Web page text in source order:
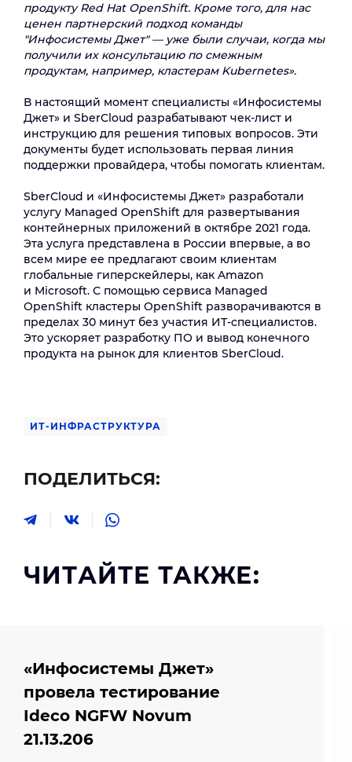
продукту Red Hat OpenShift. Кроме того, для нас
ценен партнерский подход команды
"Инфосистемы Джет" — уже были случаи, когда мы
получили их консультацию по смежным
продуктам, например, кластерам Kubernetes».
В настоящий момент специалисты «Инфосистемы
Джет» и SberCloud разрабатывают чек-лист и
инструкцию для решения типовых вопросов. Эти
документы будет использовать первая линия
поддержки провайдера, чтобы помогать клиентам.
SberCloud и «Инфосистемы Джет» разработали
услугу Managed OpenShift для развертывания
контейнерных приложений в октябре 2021 года.
Эта услуга представлена в России впервые, а во
всем мире ее предлагают своим клиентам
глобальные гиперскейлеры, как Amazon
и Microsoft. С помощью сервиса Managed
OpenShift кластеры OpenShift разворачиваются в
пределах 30 минут без участия ИТ-специалистов.
Это ускоряет разработку ПО и вывод конечного
продукта на рынок для клиентов SberCloud.
ИТ-ИНФРАСТРУКТУРА
ПОДЕЛИТЬСЯ:
ЧИТАЙТЕ ТАКЖЕ:
«Инфосистемы Джет»
провела тестирование
Ideco NGFW Novum
21.13.206